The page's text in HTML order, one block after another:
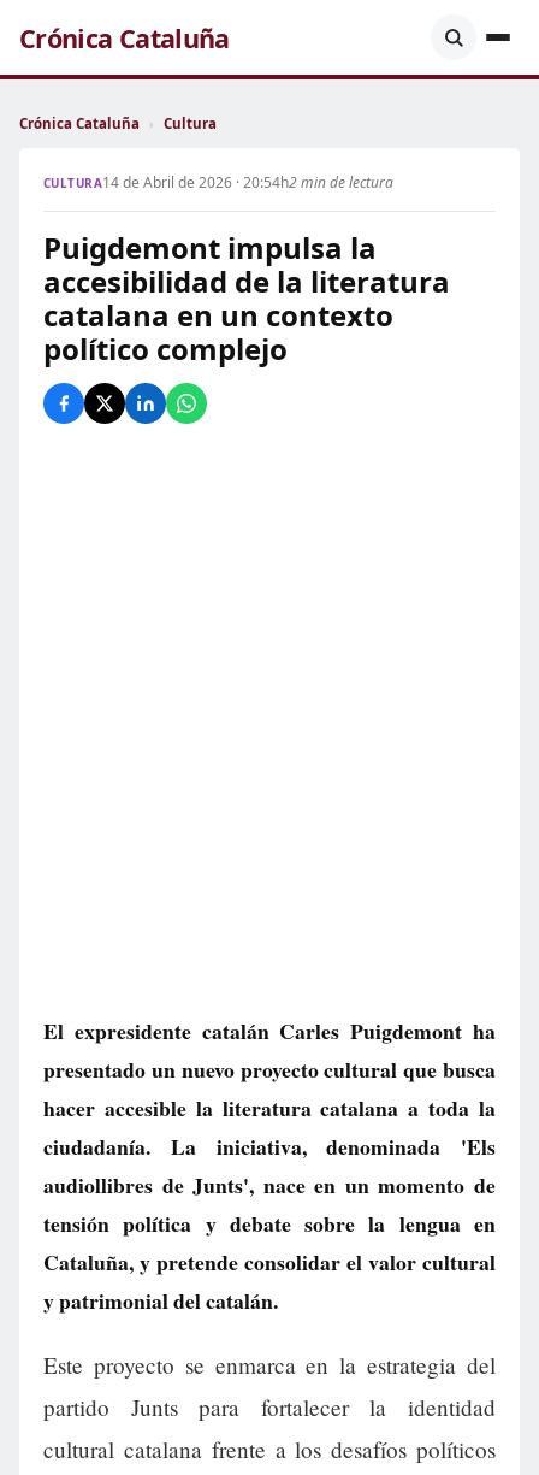
Crónica Cataluña
Crónica Cataluña › Cultura
CULTURA14 de Abril de 2026 · 20:54h2 min de lectura
Puigdemont impulsa la
accesibilidad de la literatura
catalana en un contexto
político complejo
El expresidente catalán Carles Puigdemont ha
presentado un nuevo proyecto cultural que busca
hacer accesible la literatura catalana a toda la
ciudadanía. La iniciativa, denominada 'Els
audiollibres de Junts', nace en un momento de
tensión política y debate sobre la lengua en
Cataluña, y pretende consolidar el valor cultural
y patrimonial del catalán.
Este proyecto se enmarca en la estrategia del
partido Junts para fortalecer la identidad
cultural catalana frente a los desafíos políticos